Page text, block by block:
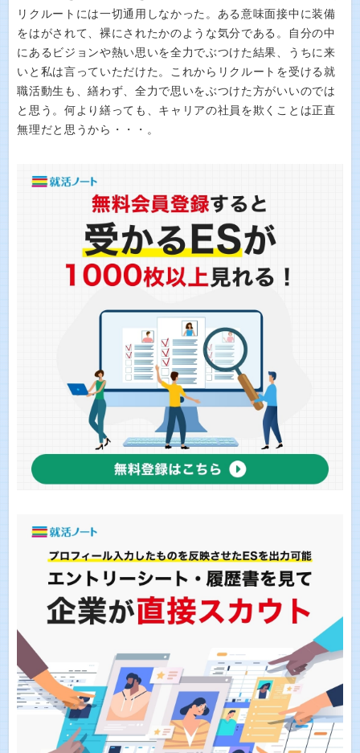
リクルートには一切通用しなかった。ある意味面接中に装備
をはがされて、裸にされたかのような気分である。自分の中
にあるビジョンや熱い思いを全力でぶつけた結果、うちに来
いと私は言っていただけた。これからリクルートを受ける就
職活動生も、繕わず、全力で思いをぶつけた方がいいのでは
と思う。何より繕っても、キャリアの社員を欺くことは正直
無理だと思うから・・・。